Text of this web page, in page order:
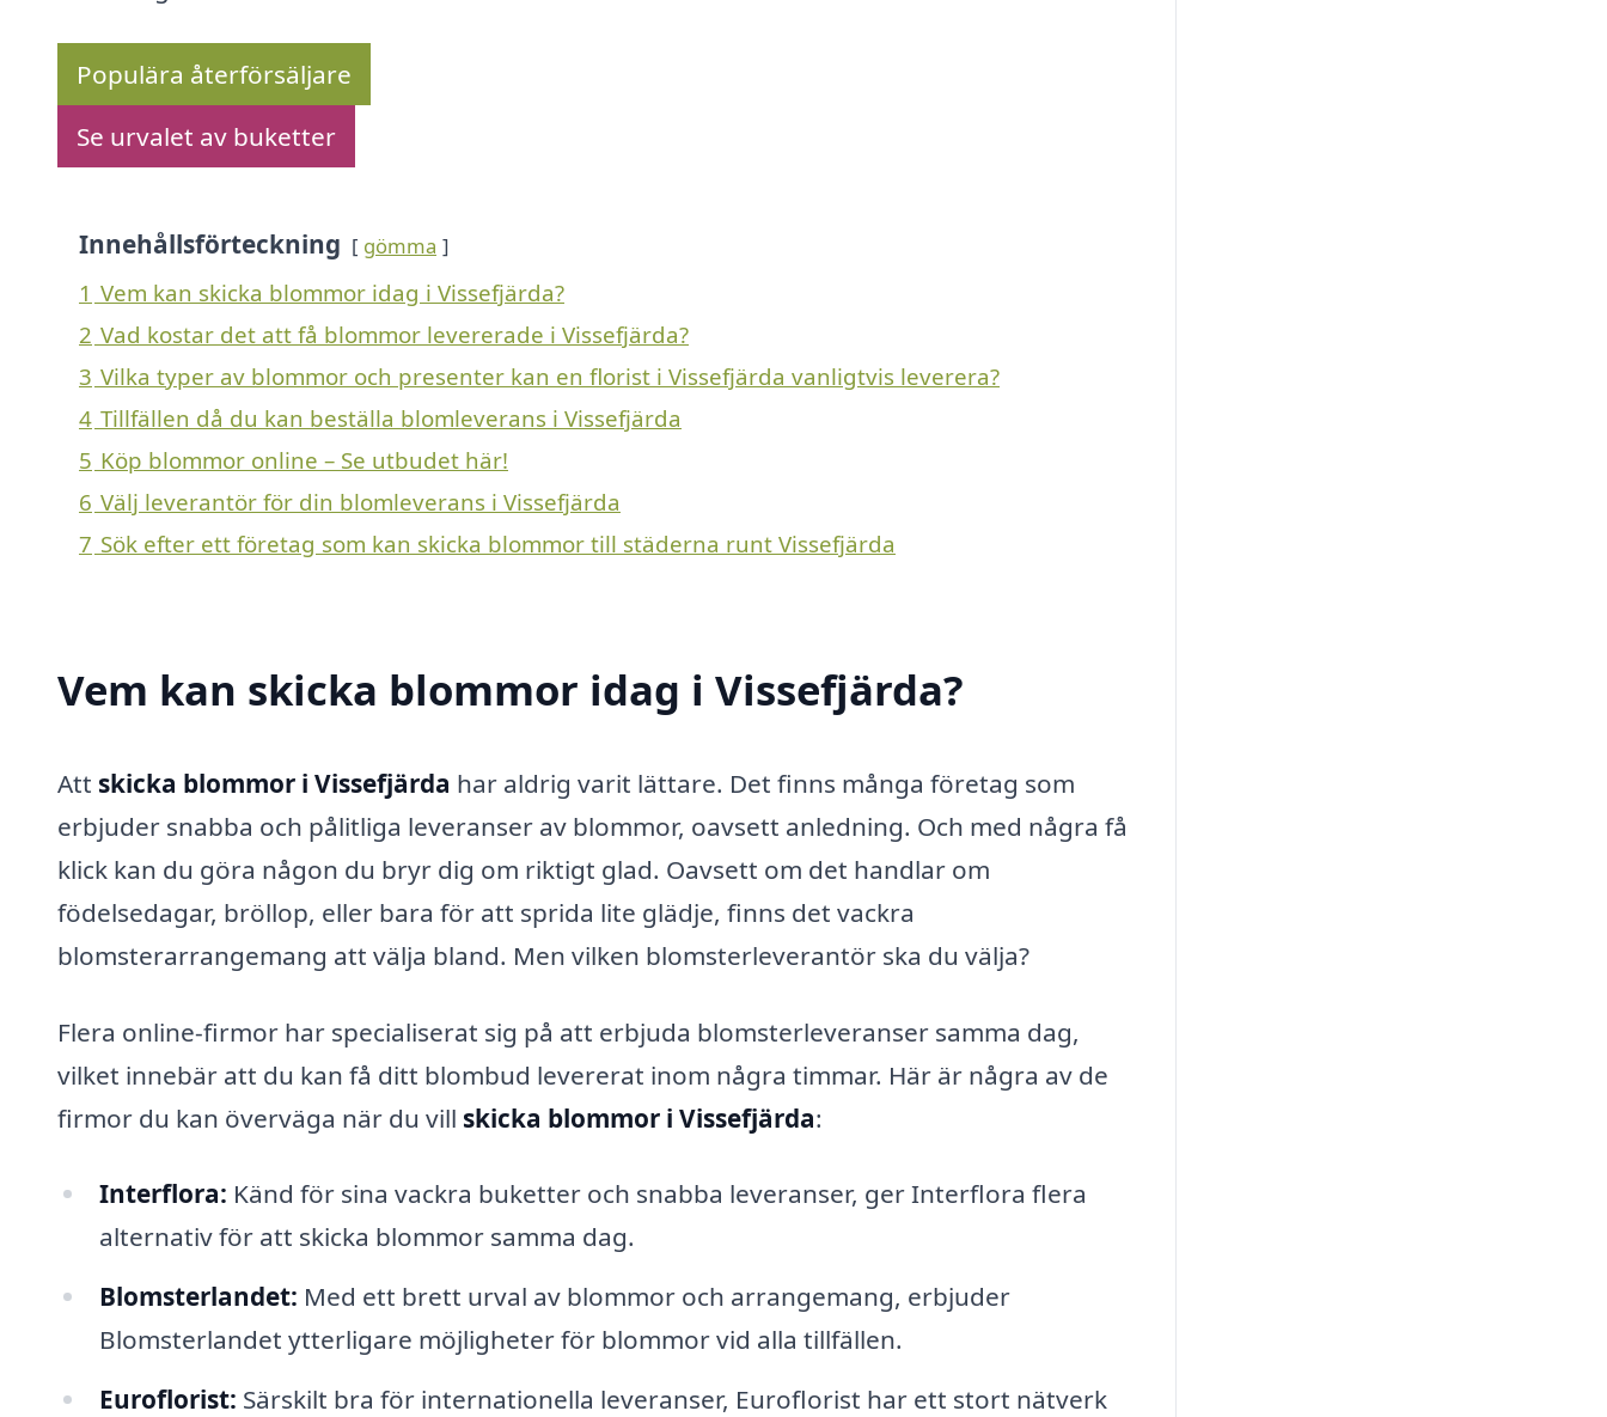
Populära återförsäljare
Se urvalet av buketter
Innehållsförteckning gömma
1 Vem kan skicka blommor idag i Vissefjärda?
2 Vad kostar det att få blommor levererade i Vissefjärda?
3 Vilka typer av blommor och presenter kan en florist i Vissefjärda vanligtvis leverera?
4 Tillfällen då du kan beställa blomleverans i Vissefjärda
5 Köp blommor online – Se utbudet här!
6 Välj leverantör för din blomleverans i Vissefjärda
7 Sök efter ett företag som kan skicka blommor till städerna runt Vissefjärda
Vem kan skicka blommor idag i Vissefjärda?
Att skicka blommor i Vissefjärda har aldrig varit lättare. Det finns många företag som
erbjuder snabba och pålitliga leveranser av blommor, oavsett anledning. Och med några få
klick kan du göra någon du bryr dig om riktigt glad. Oavsett om det handlar om
födelsedagar, bröllop, eller bara för att sprida lite glädje, finns det vackra
blomsterarrangemang att välja bland. Men vilken blomsterleverantör ska du välja?
Flera online-firmor har specialiserat sig på att erbjuda blomsterleveranser samma dag,
vilket innebär att du kan få ditt blombud levererat inom några timmar. Här är några av de
firmor du kan överväga när du vill skicka blommor i Vissefjärda:
Interflora: Känd för sina vackra buketter och snabba leveranser, ger Interflora flera
alternativ för att skicka blommor samma dag.
Blomsterlandet: Med ett brett urval av blommor och arrangemang, erbjuder
Blomsterlandet ytterligare möjligheter för blommor vid alla tillfällen.
Euroflorist: Särskilt bra för internationella leveranser, Euroflorist har ett stort nätverk